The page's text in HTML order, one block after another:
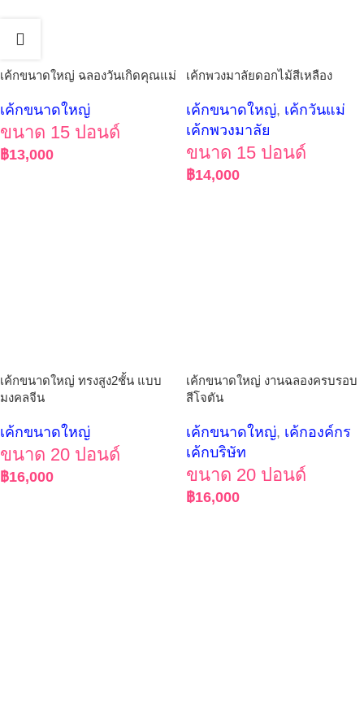
เค้กขนาดใหญ่ ฉลองวันเกิดคุณแม่
เค้กขนาดใหญ่
ขนาด 15 ปอนด์
฿13,000
เค้กพวงมาลัยดอกไม้สีเหลือง
เค้กขนาดใหญ่, เค้กวันแม่
เค้กพวงมาลัย
ขนาด 15 ปอนด์
฿14,000
เค้กขนาดใหญ่ ทรงสูง2ชั้น แบบ
มงคลจีน
เค้กขนาดใหญ่
ขนาด 20 ปอนด์
฿16,000
เค้กขนาดใหญ่ งานฉลองครบรอบ
สีโจตัน
เค้กขนาดใหญ่, เค้กองค์กร
เค้กบริษัท
ขนาด 20 ปอนด์
฿16,000